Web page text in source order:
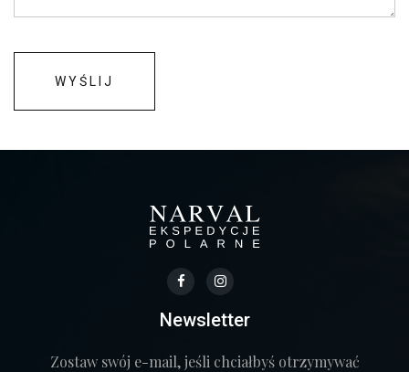
Newsletter
Zostaw swój e-mail, jeśli chciałbyś otrzymywać